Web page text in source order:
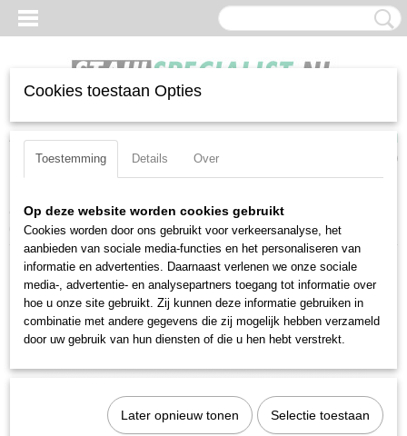
Inloggen Registreren
(0)
Home >Sleutels>Steekslagsleutels> Stahlwille 4204-46
(42040046)
Stahlwille 4204-46
Cookies toestaan Opties
Toestemming Details Over
Op deze website worden cookies gebruikt
Cookies worden door ons gebruikt voor verkeersanalyse, het
aanbieden van sociale media-functies en het personaliseren van
informatie en advertenties. Daarnaast verlenen we onze sociale
media-, advertentie- en analysepartners toegang tot informatie over
hoe u onze site gebruikt. Zij kunnen deze informatie gebruiken in
combinatie met andere gegevens die zij mogelijk hebben verzameld
door uw gebruik van hun diensten of die u hen hebt verstrekt.
Later opnieuw tonen Selectie toestaan